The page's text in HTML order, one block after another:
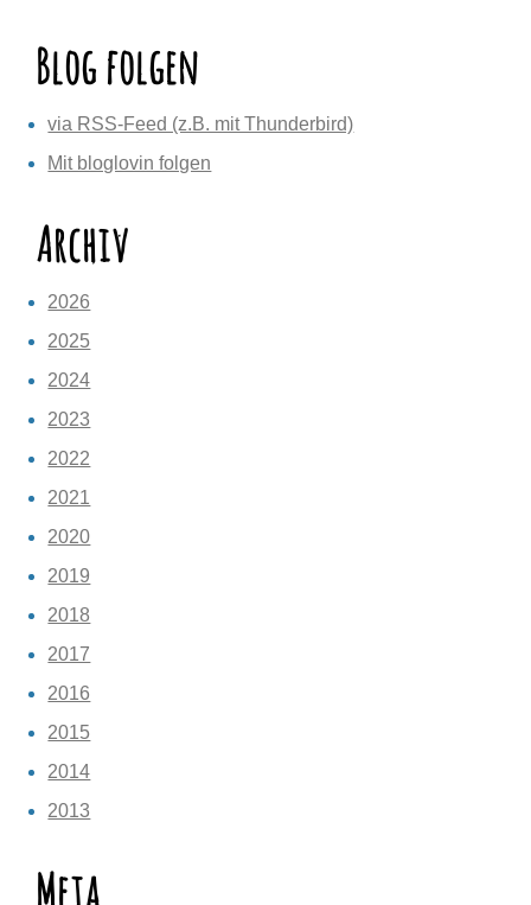
Blog folgen
via RSS-Feed (z.B. mit Thunderbird)
Mit bloglovin folgen
Archiv
2026
2025
2024
2023
2022
2021
2020
2019
2018
2017
2016
2015
2014
2013
Meta